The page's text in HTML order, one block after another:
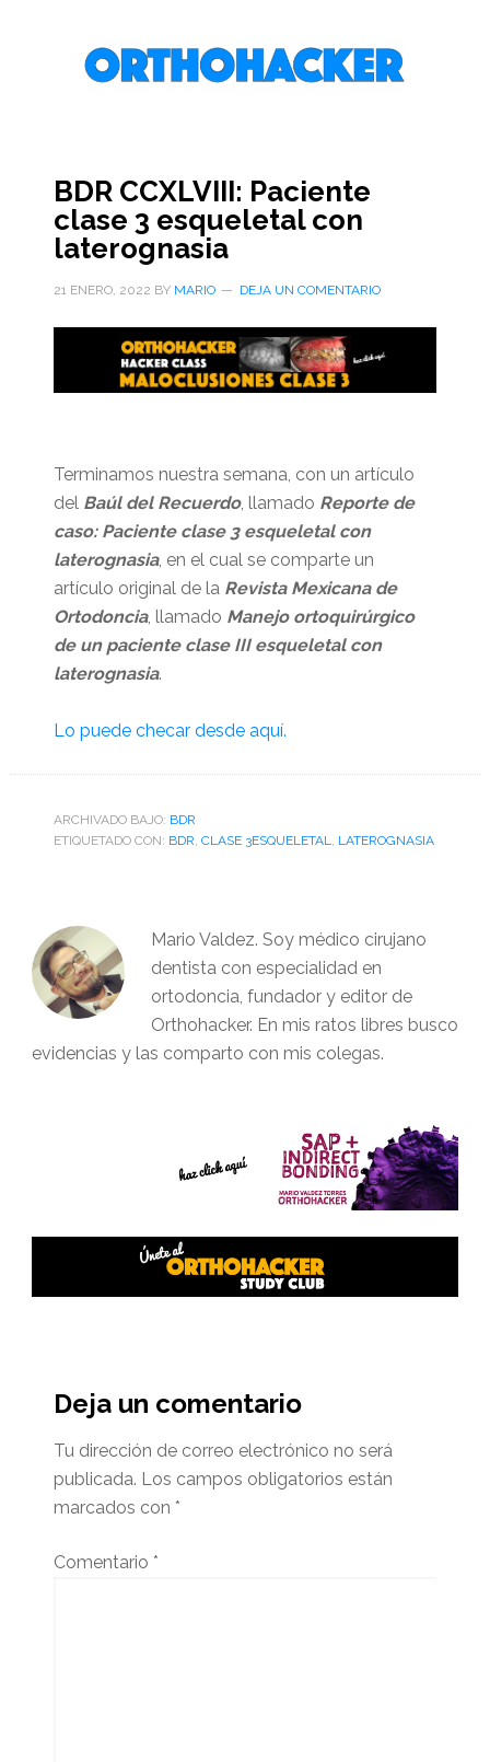
BDR CCXLVIII: Paciente
clase 3 esqueletal con
laterognasia
21 ENERO, 2022 BY MARIO DEJA UN COMENTARIO
Terminamos nuestra semana, con un artículo
del Baúl del Recuerdo, llamado Reporte de
caso: Paciente clase 3 esqueletal con
laterognasia, en el cual se comparte un
artículo original de la Revista Mexicana de
Ortodoncia, llamado Manejo ortoquirúrgico
de un paciente clase III esqueletal con
laterognasia.
Lo puede checar desde aquí.
ARCHIVADO BAJO: BDR
ETIQUETADO CON: BDR CLASE 3ESQUELETAL LATEROGNASIA
Mario Valdez. Soy médico cirujano
dentista con especialidad en
ortodoncia, fundador y editor de
Orthohacker. En mis ratos libres busco
evidencias y las comparto con mis colegas.
del
lector
Deja un comentario
Tu dirección de correo electrónico no será
publicada. Los campos obligatorios están
marcados con *
Comentario *